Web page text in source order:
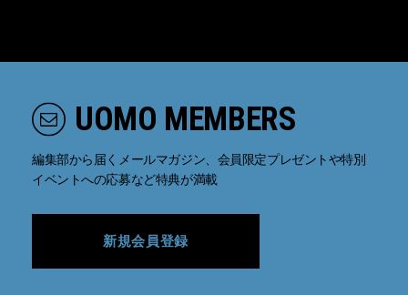
UOMO MEMBERS
編集部から届くメールマガジン、会員限定プレゼントや特別
イベントへの応募など特典が満載
新規会員登録